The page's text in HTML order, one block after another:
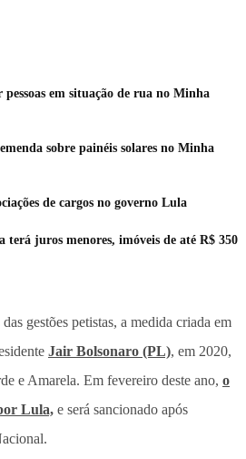
em situação de rua no Minha
sobre painéis solares no Minha
de cargos no governo Lula
juros menores, imóveis de até R$ 350
gestões petistas, a medida criada em
Jair Bolsonaro (PL), em 2020,
e Amarela. Em fevereiro deste ano, o
Lula, e será sancionado após